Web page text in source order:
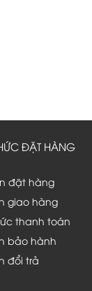
ĐẶT HÀNG
đặt hàng
giao hàng
thanh toán
bảo hành
đổi trả